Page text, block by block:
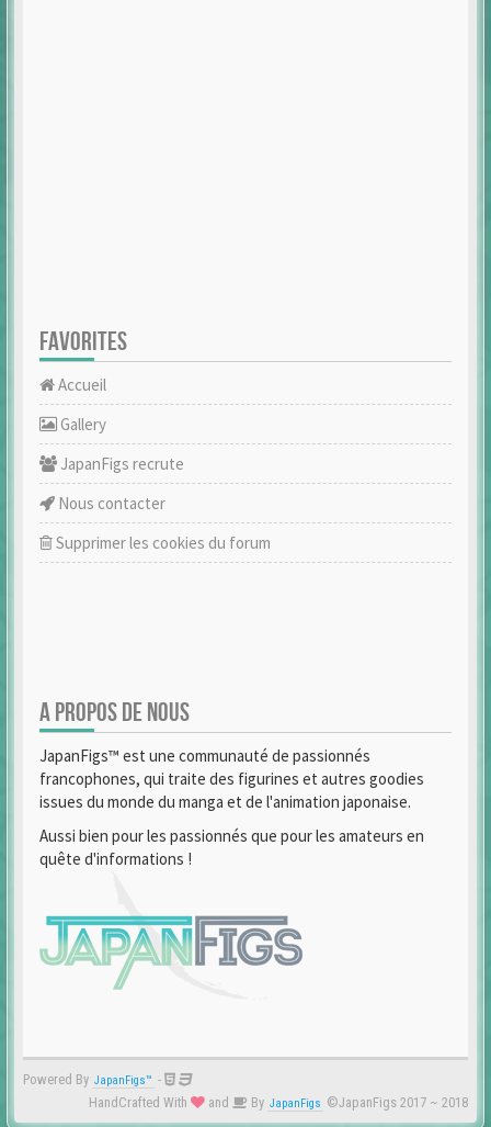
FAVORITES
Accueil
Gallery
JapanFigs recrute
Nous contacter
Supprimer les cookies du forum
A PROPOS DE NOUS
JapanFigs™ est une communauté de passionnés
francophones, qui traite des figurines et autres goodies
issues du monde du manga et de l'animation japonaise.
Aussi bien pour les passionnés que pour les amateurs en
quête d'informations !
Powered By JapanFigs™ -
HandCrafted With
and By JapanFigs ©JapanFigs 2017 ~ 2018